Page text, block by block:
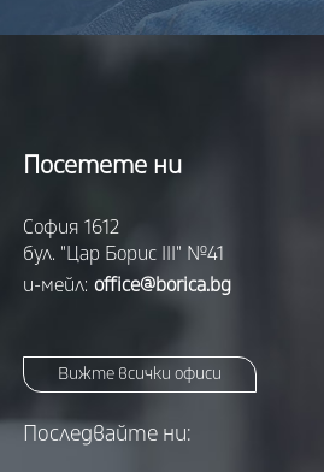
Посетете ни
София 1612
бул. "Цар Борис III" №41
и-мейл: office@borica.bg
Вижте всички офиси
Последвайте ни: